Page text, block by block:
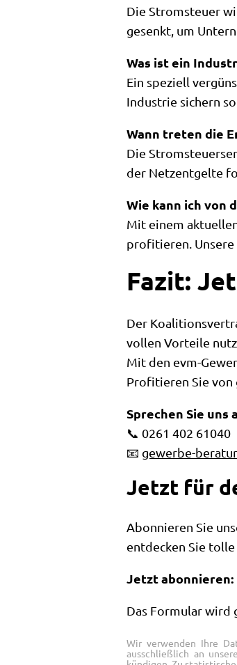
Die Stromsteuer
gesenkt, um
Was ist ein
Ein speziell
Industrie sichern
Wann treten die
Die
der Netzentgelte
Wie kann ich von
Mit einem
profitieren. Unsere
Fazit:
Der
vollen Vorteile
Mit den evm-
Profitieren Sie von
Sprechen Sie uns
📞 0261 402 61040
📧 gewerbe-
Jetzt für
Abonnieren Sie
entdecken Sie
Jetzt abonnieren:
Das Formular wird
Wir verwenden Ihre
ausschließlich an